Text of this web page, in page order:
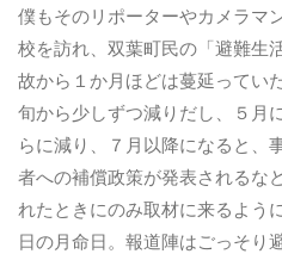
僕もそのリポーターやカメラマ
校を訪れ、双葉町民の「避難生
故から１か月ほどは蔓延ってい
旬から少しずつ減りだし、５月
らに減り、７月以降になると、
者への補償政策が発表されるな
れたときにのみ取材に来るよう
日の月命日。報道陣はごっそり